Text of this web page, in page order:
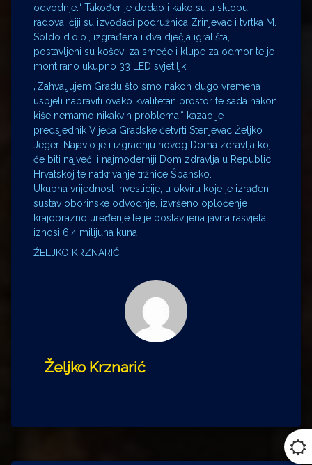
odvodnje.“ Također je dodao i kako su u sklopu
radova, čiji su izvođači podružnica Zrinjevac i tvrtka M.
Soldo d.o.o., izgrađena i dva dječja igrališta,
postavljeni su koševi za smeće i klupe za odmor te je
montirano ukupno 33 LED svjetiljki.
„Zahvaljujem Gradu što smo nakon dugo vremena
uspjeli napraviti ovako kvalitetan prostor te sada nakon
kiše nemamo nikakvih problema,“ kazao je
predsjednik Vijeća Gradske četvrti Stenjevac Željko
Jeger. Najavio je i izgradnju novog Doma zdravlja koji
će biti najveći i najmoderniji Dom zdravlja u Republici
Hrvatskoj te natkrivanje tržnice Špansko.
Ukupna vrijednost investicije, u okviru koje je izrađen
sustav oborinske odvodnje, izvršeno opločenje i
krajobrazno uređenje te je postavljena javna rasvjeta,
iznosi 6,4 milijuna kuna
ŽELJKO KRZNARIĆ
Željko Krznarić